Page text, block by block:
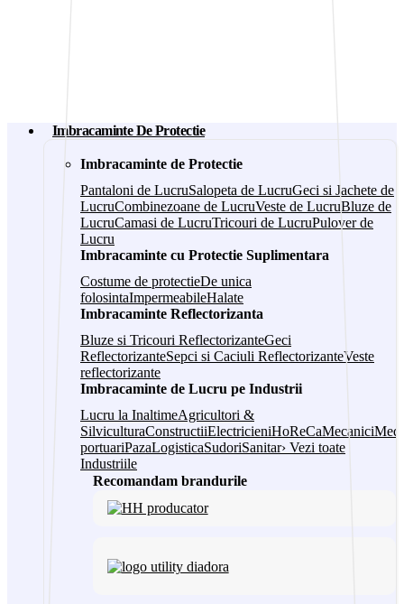
Imbracaminte De Protectie
Imbracaminte de Protectie
Pantaloni de LucruSalopeta de LucruGeci si Jachete de
LucruCombinezoane de LucruVeste de LucruBluze de
LucruCamasi de LucruTricouri de LucruPulover de
Lucru
Imbracaminte cu Protectie Suplimentara
Costume de protectieDe unica
folosintaImpermeabileHalate
Imbracaminte Reflectorizanta
Bluze si Tricouri ReflectorizanteGeci
ReflectorizanteSepci si Caciuli ReflectorizanteVeste
reflectorizante
Imbracaminte de Lucru pe Industrii
Lucru la InaltimeAgricultori &
SilviculturaConstructiiElectricieniHoReCaMecanici
portuariPazaLogisticaSudoriSanitar› Vezi toate
Industriile
Recomandam brandurile